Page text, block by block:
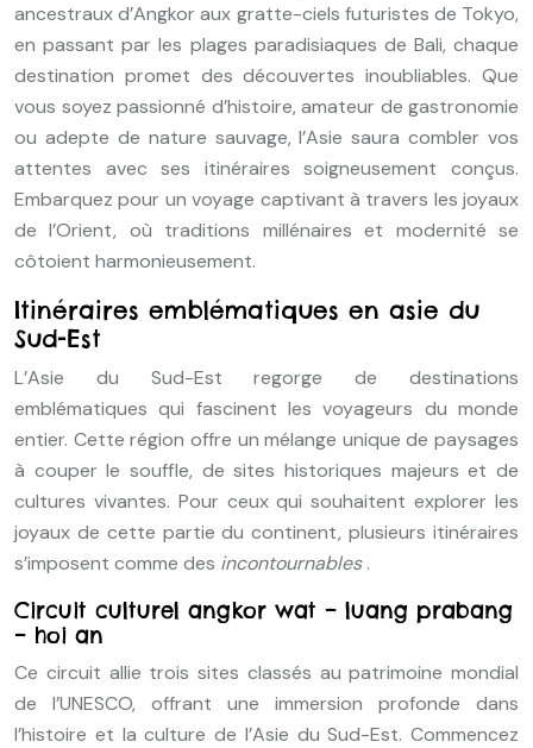
ancestraux d’Angkor aux gratte-ciels futuristes de Tokyo,
en passant par les plages paradisiaques de Bali, chaque
destination promet des découvertes inoubliables. Que
vous soyez passionné d’histoire, amateur de gastronomie
ou adepte de nature sauvage, l’Asie saura combler vos
attentes avec ses itinéraires soigneusement conçus.
Embarquez pour un voyage captivant à travers les joyaux
de l’Orient, où traditions millénaires et modernité se
côtoient harmonieusement.
Itinéraires emblématiques en asie du
Sud-Est
L’Asie du Sud-Est regorge de destinations
emblématiques qui fascinent les voyageurs du monde
entier. Cette région offre un mélange unique de paysages
à couper le souffle, de sites historiques majeurs et de
cultures vivantes. Pour ceux qui souhaitent explorer les
joyaux de cette partie du continent, plusieurs itinéraires
s’imposent comme des incontournables.
Circuit culturel angkor wat – luang prabang
– hoi an
Ce circuit allie trois sites classés au patrimoine mondial
de l’UNESCO, offrant une immersion profonde dans
l’histoire et la culture de l’Asie du Sud-Est. Commencez